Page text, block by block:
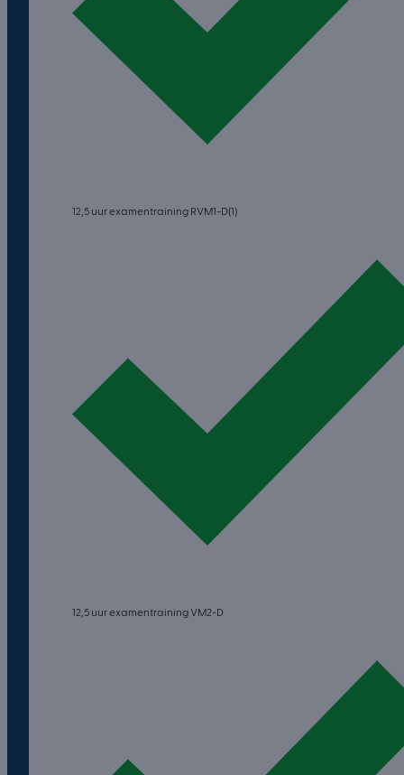
12,5 uur examentraining RVM1-D(1)
12,5 uur examentraining VM2-D